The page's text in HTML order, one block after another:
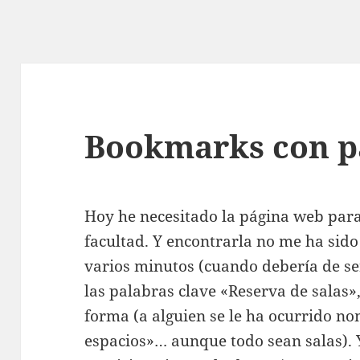
Bookmarks con
Hoy he necesitado la página web
facultad. Y encontrarla no me ha
varios minutos (cuando debería de
las palabras clave «Reserva de
forma (a alguien se le ha ocurrido
espacios»… aunque todo sean salas).